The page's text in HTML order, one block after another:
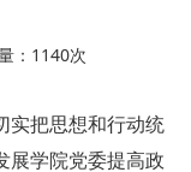
： 1140次
实把思想和行动统
展学院党委提高政